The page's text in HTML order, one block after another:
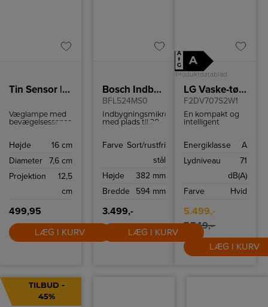
Tin Sensor | Wall Light | Black
Væglampe med
bevægelsessensor
meget stilrent og
Lampen vil passe
ydervæggen eller
terrasselampe.
Højde
16 cm
Diameter
7,6 cm
Projektion
12,5
cm
499,95
LÆG I KURV
Bosch Indbygningsmikroovn
BFL524MS0
Indbygningsmikroovn
med plads til 20
programmer til
Farve Sort/rustfri
stål
Højde
382 mm
Bredde
594 mm
3.499,-
LÆG I KURV
A
↑
G
A
Produktdatablad
LG Vaske-tørremaskine
F2DV707S2W1
En kompakt og
intelligent
revolutionerer
vasker på.
Energiklasse
A
Lydniveau
71
dB(A)
Farve
Hvid
5.499,-
7.549,-
LÆG I KURV
TILBUD -
45%